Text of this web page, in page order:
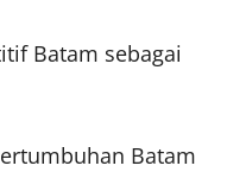
Batam sebagai
Batam